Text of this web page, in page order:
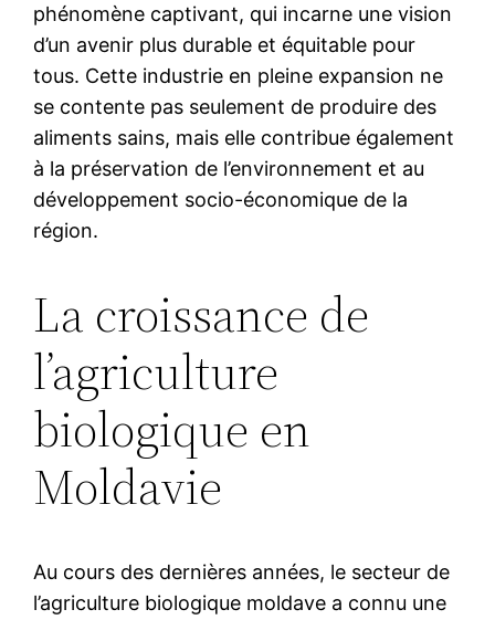
phénomène captivant, qui incarne une vision
d’un avenir plus durable et équitable pour
tous. Cette industrie en pleine expansion ne
se contente pas seulement de produire des
aliments sains, mais elle contribue également
à la préservation de l’environnement et au
développement socio-économique de la
région.
La croissance de
l’agriculture
biologique en
Moldavie
Au cours des dernières années, le secteur de
l’agriculture biologique moldave a connu une